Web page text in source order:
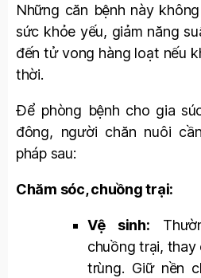
Những căn bệnh này
sức khỏe yếu, giảm năng
đến tử vong hàng loạt nếu
thời.
Để phòng bệnh cho gia
đông, người chăn nuôi
pháp sau:
Chăm sóc, chuồng trại:
Vệ sinh:
chuồng trại,
trùng. Giữ nền